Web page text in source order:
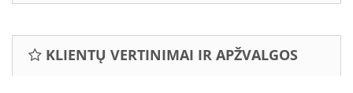
KLIENTŲ VERTINIMAI IR APŽVALGOS